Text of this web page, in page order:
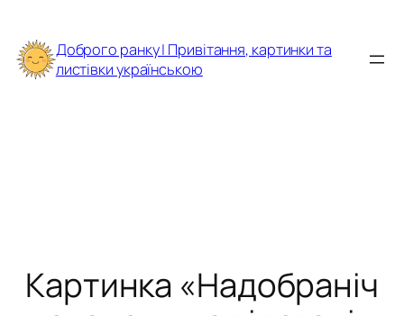
до
вмісту
Доброго ранку | Привітання, картинки та
листівки українською
Картинка «Надобраніч